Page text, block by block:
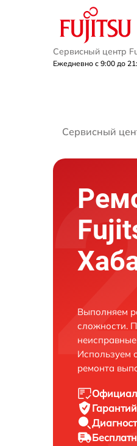
Сервисный центр
Ежедневно с 9:00 до
Сервисный
Выполняем
сложности.
Используем
ремонта